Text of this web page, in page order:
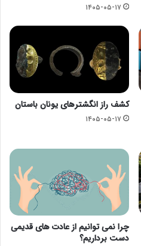
۱۴۰۵-۰۵-۱۷
کشف راز انگشترهای یونان باستان
۱۴۰۵-۰۵-۱۷
چرا نمی توانیم از عادت های قدیمی
دست برداریم؟